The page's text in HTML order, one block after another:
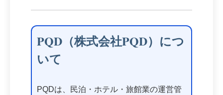
PQD（株式会社PQD）につ
いて
PQDは、民泊・ホテル・旅館業の運営管